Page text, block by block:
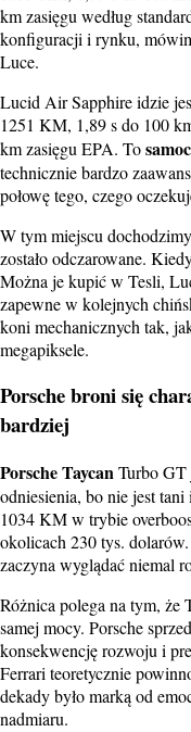
km zasięgu według
konfiguracji i rynku,
Luce.
Lucid Air Sapphire idzie
1251 KM, 1,89 s do 100
km zasięgu EPA. To
technicznie bardzo
połowę tego, czego
W tym miejscu
zostało odczarowane.
Można je kupić w Tesli,
zapewne w kolejnych
koni mechanicznych tak,
megapiksele.
Porsche broni się
bardziej
Porsche TaycanTurbo GT
odniesienia, bo nie jest
1034 KM w trybie
okolicach 230 tys.
zaczyna wyglądać niemal
Różnica polega na tym, że
samej mocy. Porsche
konsekwencję rozwoju i
Ferrari teoretycznie
dekady było marką od
nadmiaru.